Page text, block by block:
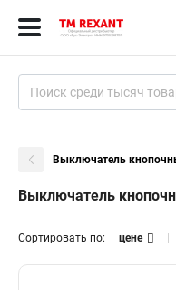
Выключатель
Выключатель
Сортировать по: цене